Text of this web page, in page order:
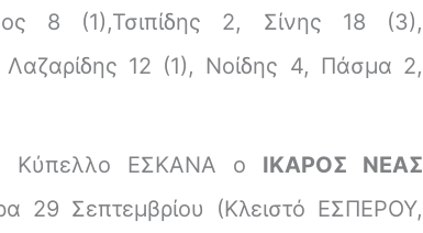
8 (1),Τσιπίδης 2, Σίνης 18 (3),
12 (1), Νοίδης 4, Πάσμα 2,
Κύπελλο ΕΣΚΑΝΑ ο ΙΚΑΡΟΣ ΝΕΑΣ
29 Σεπτεμβρίου (Κλειστό ΕΣΠΕΡΟΥ,